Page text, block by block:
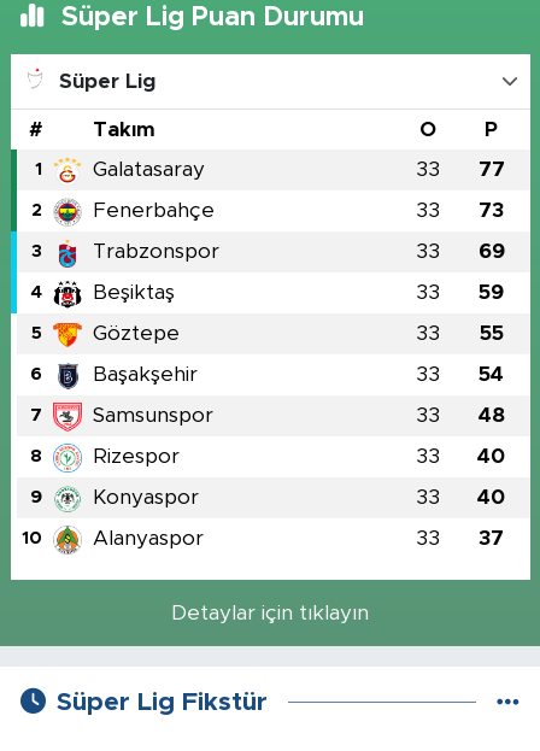
Süper Lig Puan Durumu
Süper Lig
# Takım O P
1 Galatasaray 33 77
2 Fenerbahçe 33 73
3 Trabzonspor 33 69
4 Beşiktaş 33 59
5 Göztepe 33 55
6 Başakşehir 33 54
7 Samsunspor 33 48
8 Rizespor 33 40
9 Konyaspor 33 40
10 Alanyaspor 33 37
Detaylar için tıklayın
Süper Lig Fikstür